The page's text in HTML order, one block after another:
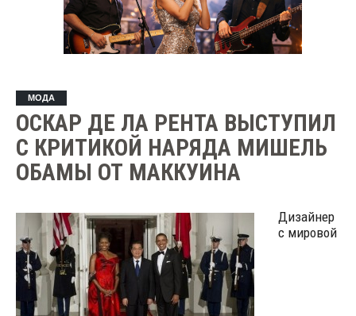
МОДА
ОСКАР ДЕ ЛА РЕНТА ВЫСТУПИЛ
С КРИТИКОЙ НАРЯДА МИШЕЛЬ
ОБАМЫ ОТ МАККУИНА
Дизайнер
с мировой